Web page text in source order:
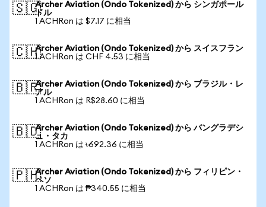
🇸🇬Archer Aviation (Ondo Tokenized) から シンガポール
ドル
1 ACHRon は $7.17 に相当
🇨🇭Archer Aviation (Ondo Tokenized) から スイスフラン
1 ACHRon は CHF 4.53 に相当
🇧🇷Archer Aviation (Ondo Tokenized) から ブラジル・レ
アル
1 ACHRon は R$28.60 に相当
🇧🇩Archer Aviation (Ondo Tokenized) から バングラデシ
ュ・タカ
1 ACHRon は ৳692.36 に相当
🇵🇭Archer Aviation (Ondo Tokenized) から フィリピン・
ペソ
1 ACHRon は ₱340.55 に相当